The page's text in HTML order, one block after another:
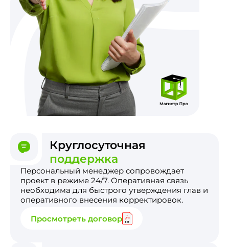
Круглосуточная
поддержка
Персональный менеджер сопровождает
проект в режиме 24/7. Оперативная связь
необходима для быстрого утверждения глав и
оперативного внесения корректировок.
Просмотреть договор